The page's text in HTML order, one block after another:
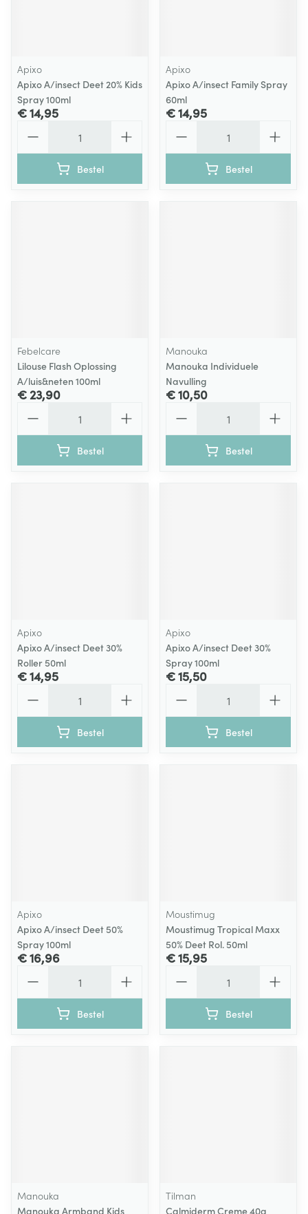
Apixo
Apixo A/insect Deet 20% Kids
Spray 100ml
€ 14,95
Bestel
Apixo
Apixo A/insect Family Spray
60ml
€ 14,95
Bestel
Febelcare
Lilouse Flash Oplossing
A/luis&neten 100ml
€ 23,90
Bestel
Manouka
Manouka Individuele
Navulling
€ 10,50
Bestel
Apixo
Apixo A/insect Deet 30%
Roller 50ml
€ 14,95
Bestel
Apixo
Apixo A/insect Deet 30%
Spray 100ml
€ 15,50
Bestel
Apixo
Apixo A/insect Deet 50%
Spray 100ml
€ 16,96
Bestel
Moustimug
Moustimug Tropical Maxx
50% Deet Rol. 50ml
€ 15,95
Bestel
Manouka
Manouka Armband Kids
Tilman
Calmiderm Creme 40g